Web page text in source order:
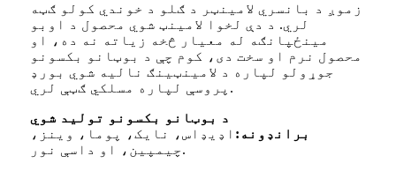
زموږ د بانسري لامینټر د ګلو د خوندي کولو ګټه
لري. د دې لخوا لامینټ شوي محصول د اوبو
مینځپانګه له معیار څخه زیاته نه ده، او
محصول نرم او سخت دی، کوم چې د بوټانو بکسونو
جوړولو لپاره د لامینټینګ نالیه شوي بورډ
پروسې لپاره مسلکي ګټې لري.
د بوټانو بکسونو تولید شوي
برانډونه: اډیډاس، نایک، پوما، وینز،
چیمپین، او داسې نور.